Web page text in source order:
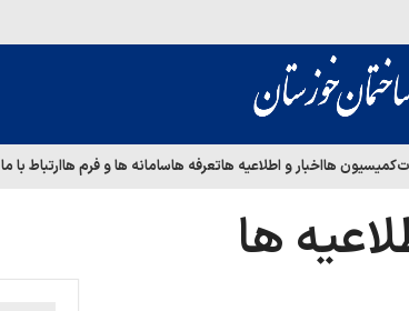
کمیسیون هااخبار و اطلاعیه هاتعرفه هاسامانه ها و فرم هاارتباط با ما
ها